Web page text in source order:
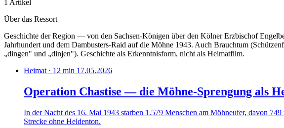
1 Artikel
Über das Ressort
Geschichte der Region — von den Sachsen-Königen über den Kölner Erzbischof
Jahrhundert und dem Dambusters-Raid auf die Möhne 1943. Auch Brauchtum
„dingen" und „dinjen"). Geschichte als Erkenntnisform, nicht als Heimatfilm.
Heimat · 12 min 17.05.2026
Operation Chastise — die Möhne-Sprengung als
In der Nacht des 16. Mai 1943 starben 1.579 Menschen am Möhneufer, davon
Strecke ohne Heldenton.